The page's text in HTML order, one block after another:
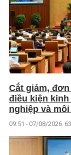
Cắt giảm,
điều kiện
nghiệp và
09:51 - 07/08/2026